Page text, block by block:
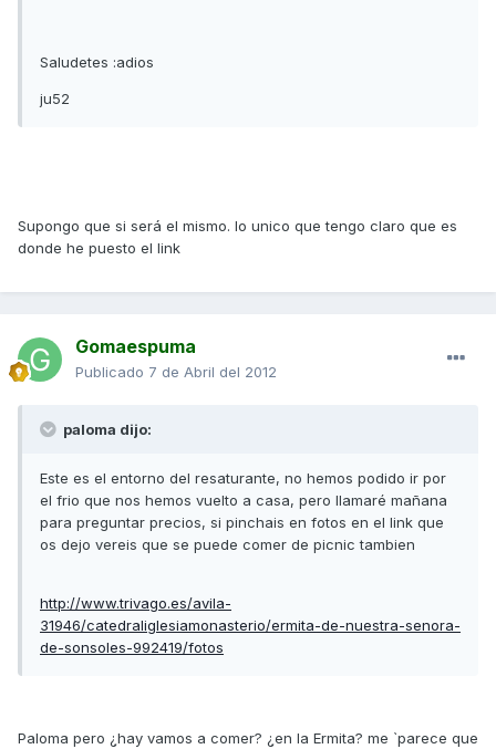
Saludetes :adios
ju52
Supongo que si será el mismo. lo unico que tengo claro que es
donde he puesto el link
Gomaespuma
Publicado 7 de Abril del 2012
paloma dijo:
Este es el entorno del resaturante, no hemos podido ir por
el frio que nos hemos vuelto a casa, pero llamaré mañana
para preguntar precios, si pinchais en fotos en el link que
os dejo vereis que se puede comer de picnic tambien
http://www.trivago.es/avila-
31946/catedraliglesiamonasterio/ermita-de-nuestra-senora-
de-sonsoles-992419/fotos
Paloma pero ¿hay vamos a comer? ¿en la Ermita? me `parece que